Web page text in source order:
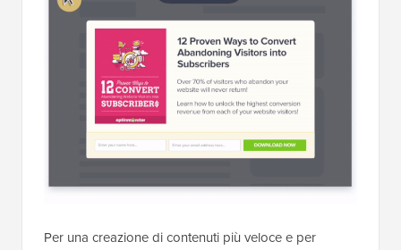
Per una creazione di contenuti più veloce e per